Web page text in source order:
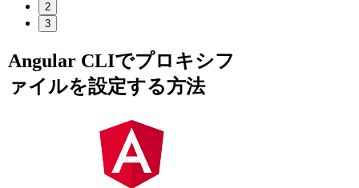
2
3
Angular CLIでプロキシフ
ァイルを設定する方法